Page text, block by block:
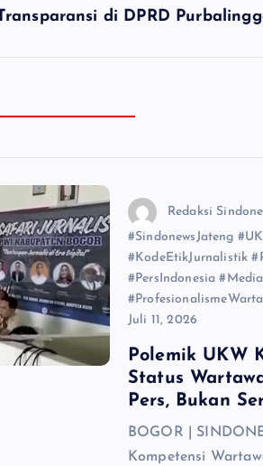
di DPRD
Redaksi
#SindonewsJateng
#KodeEtikJurnalistik
#PersIndonesia
Juli 11, 2026
Polemik UKW
Status
Pers, Bukan
BOGOR |
Kompetensi